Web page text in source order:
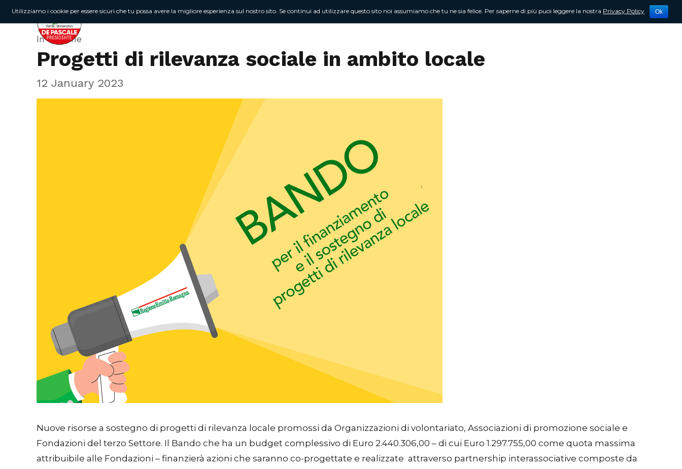
Chi sono Attività Newsletter Contattami
In Regione
Progetti di rilevanza sociale in ambito locale
12 January 2023
Nuove risorse a sostegno di progetti di rilevanza locale promossi da Organizzazioni di volontariato, Associazioni di promozione sociale e
Fondazioni del terzo Settore. Il Bando che ha un budget complessivo di Euro 2.440.306,00 – di cui Euro 1.297.755,00 come quota massima
attribuibile alle Fondazioni – finanzierà azioni che saranno co-progettate e realizzate attraverso partnership interassociative composte da
Utilizziamo i cookie per essere sicuri che tu possa avere la migliore esperienza sul nostro sito. Se continui ad utilizzare questo sito noi assumiamo che tu ne sia felice. Per saperne di più puoi leggere la nostra Privacy Policy Ok